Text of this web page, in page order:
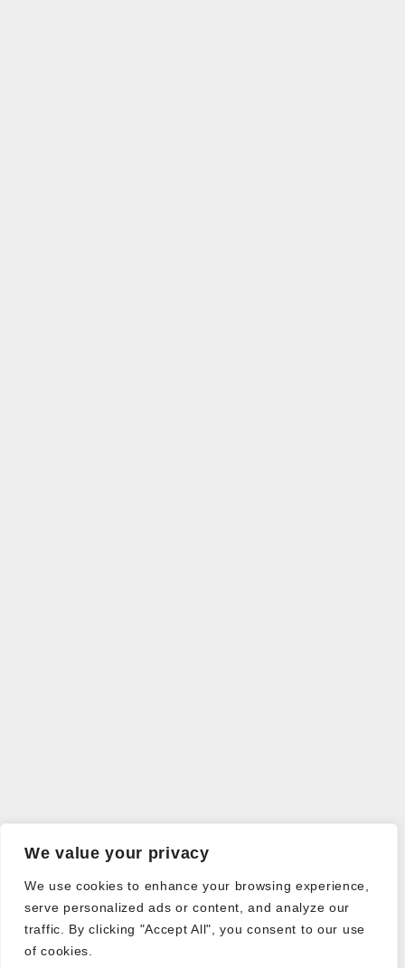
We value your privacy
We use cookies to enhance your browsing experience,
serve personalized ads or content, and analyze our
traffic. By clicking "Accept All", you consent to our use
of cookies.